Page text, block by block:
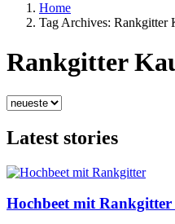
Home
Tag Archives: Rankgitter
Rankgitter
Latest stories
Hochbeet mit